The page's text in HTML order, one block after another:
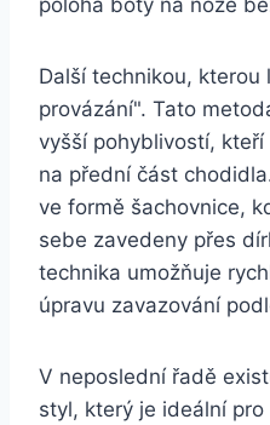
Další ⁢technikou, kterou
provázání". Tato
vyšší pohyblivostí,
na‌ přední část
ve formě‌ šachovnice,
sebe zavedeny⁤ přes⁤
technika umožňuje
úpravu zavazování
V neposlední řadě
styl, který je ideální